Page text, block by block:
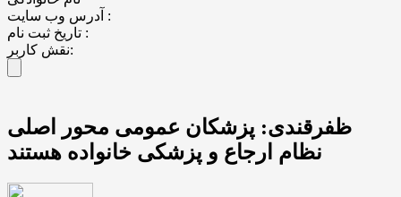
آدرس وب سایت :
تاریخ ثبت نام :
نقش کاربر:
ظفرقندی: پزشکان عمومی محور اصلی
نظام ارجاع و پزشکی خانواده هستند